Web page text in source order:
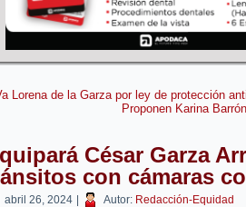
Lorena de la Garza por ley de protección
Proponen Karina
César Garza
con cámaras
abril 26, 2024 Autor: Redacción-Equidad